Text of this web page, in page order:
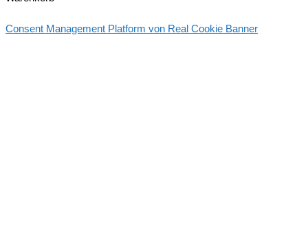
Consent Management Platform von Real Cookie Banner